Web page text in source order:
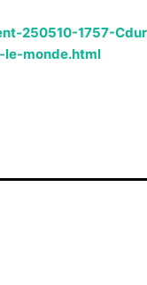
250510-1757-
le-monde.html